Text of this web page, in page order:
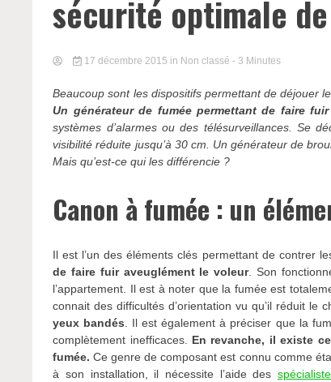
sécurité optimale
17 décembre 2015 in Non classé - 3 Minutes
Beaucoup sont les dispositifs permettant de déjouer
Un générateur de fumée permettant de faire
systèmes d’alarmes ou des télésurveillances. Se
visibilité réduite jusqu’à 30 cm. Un générateur de
Mais qu’est-ce qui les différencie ?
Canon à fumée : un
Il est l’un des éléments clés permettant de contrer
de faire fuir aveuglément le voleur. Son
l’appartement. Il est à noter que la fumée est
connait des difficultés d’orientation vu qu’il réduit le
yeux bandés . Il est également à préciser que la
complètement inefficaces.
En revanche, il existe
fumée. Ce genre de composant est connu comme
à son installation, il nécessite l’aide des